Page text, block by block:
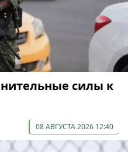
силы к
08 АВГУСТА 2026 12:40